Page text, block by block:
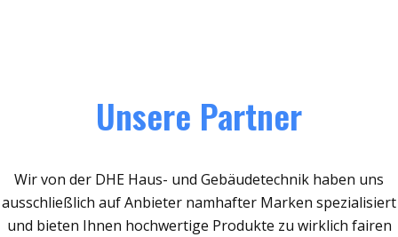
Unsere Partner
Wir von der DHE Haus- und Gebäudetechnik haben uns
ausschließlich auf Anbieter namhafter Marken spezialisiert
und bieten Ihnen hochwertige Produkte zu wirklich fairen